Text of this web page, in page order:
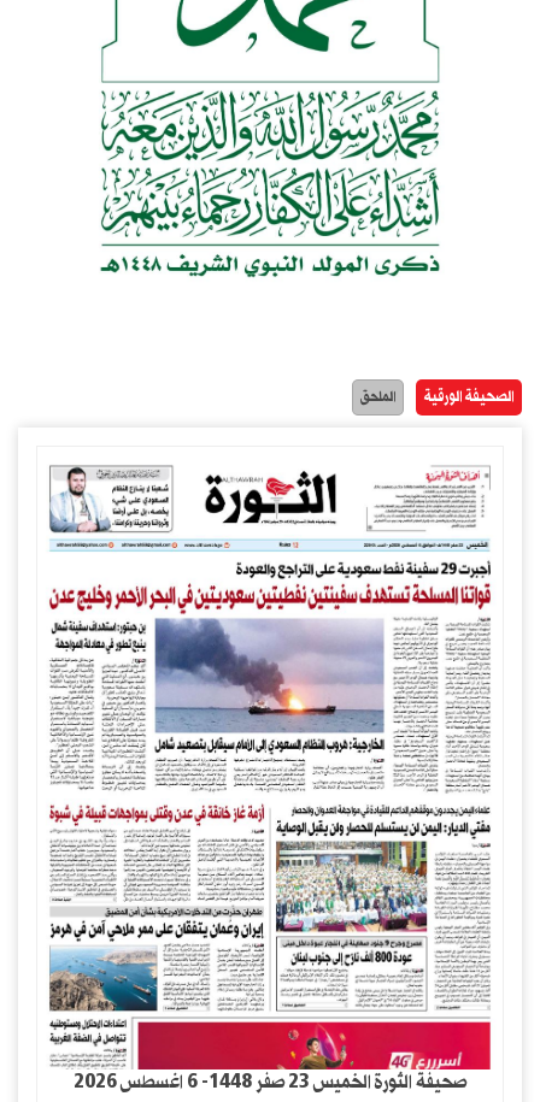
الصحيفة الورقية الملحق
صحيفة الثورة الخميس 23 صفر 1448- 6 اغسطس 2026